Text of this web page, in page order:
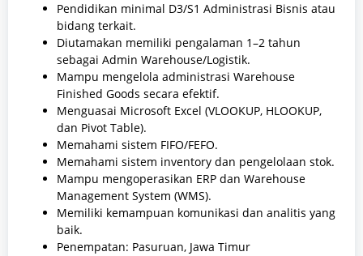
Pendidikan minimal D3/S1 Administrasi Bisnis atau
bidang terkait.
Diutamakan memiliki pengalaman 1–2 tahun
sebagai Admin Warehouse/Logistik.
Mampu mengelola administrasi Warehouse
Finished Goods secara efektif.
Menguasai Microsoft Excel (VLOOKUP, HLOOKUP,
dan Pivot Table).
Memahami sistem FIFO/FEFO.
Memahami sistem inventory dan pengelolaan stok.
Mampu mengoperasikan ERP dan Warehouse
Management System (WMS).
Memiliki kemampuan komunikasi dan analitis yang
baik.
Penempatan: Pasuruan, Jawa Timur